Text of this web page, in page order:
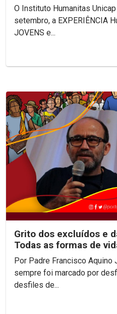
O Instituto Humanitas
setembro, a EXPERIÊNCIA
JOVENS e...
Grito dos excluídos e
Todas as formas de
quem se importa?
Por Padre Francisco Aquino Júnior O dia 7 de
sempre foi marcado por
desfiles de...